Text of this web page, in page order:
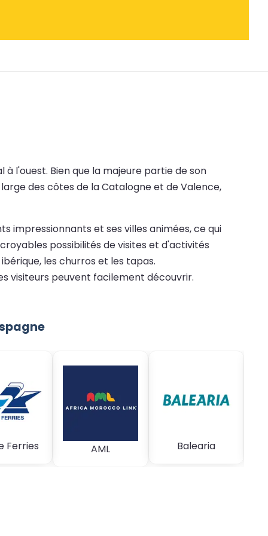
l'ouest. Bien que la majeure partie de son
des côtes de la Catalogne et de Valence,
impressionnants et ses villes animées, ce qui
possibilités de visites et d'activités
les churros et les tapas.
visiteurs peuvent facilement découvrir.
Ferries AML Balearia